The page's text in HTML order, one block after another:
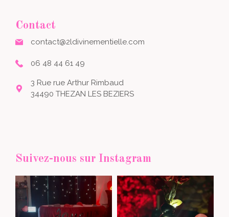
Contact
contact@2ldivinementielle.com
06 48 44 61 49
3 Rue rue Arthur Rimbaud
34490 THEZAN LES BEZIERS
Suivez-nous sur Instagram